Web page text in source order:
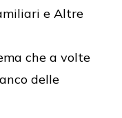
e Altre
che a volte
delle